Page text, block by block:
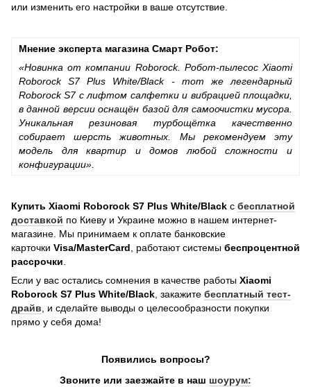
или изменить его настройки в ваше отсутствие.
Мнение эксперта магазина Смарт Робот:
«Новинка от компании Roborock. Робот-пылесос Xiaomi
Roborock S7 Plus White/Black- тот же легендарный
Roborock S7 c лифтом салфетки и вибрацией площадки,
в данной версии оснащён базой для самоочистки мусора.
Уникальная резиновая турбощётка качественно
собирает шерсть животных. Мы рекомендуем эту
модель для квартир и домов любой сложности и
конфигурации».
Купить Xiaomi Roborock S7 Plus White/Black с бесплатной
доставкой по Киеву и Украине можно в нашем интернет-
магазине. Мы принимаем к оплате банковские
карточки Visa/MasterCard , работают системы беспроцентной
рассрочки
Если у вас остались сомнения в качестве работы Xiaomi
Roborock S7 Plus White/Black , закажите бесплатный тест-
драйв , и сделайте выводы о целесообразности покупки
прямо у себя дома!
Появились вопросы?
Звоните или заезжайте в наш шоурум: